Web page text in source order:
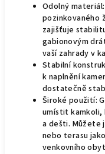
Odolný
pozinkovaného
zajišťuje
gabionovým
vaší zahrady v
Stabilní
k naplnění
dostatečně
Široké použití:
umístit
a dešti. Můžete
nebo terasu
venkovního